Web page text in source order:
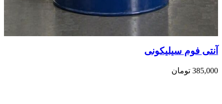
آنتی فوم سیلیکونی
385,000 تومان